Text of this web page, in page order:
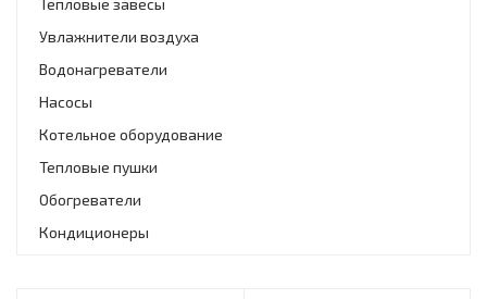
Встраиваемая техника
Инструменты и техника
Товары для дома
Крупнобытовая техника
Мелкая бытовая техника
Тепловые завесы
Увлажнители воздуха
Водонагреватели
Насосы
Котельное оборудование
Тепловые пушки
Обогреватели
Кондиционеры